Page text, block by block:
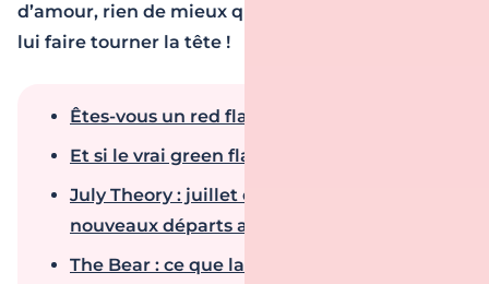
d’amour, rien de mieux que le bon vieux SMS pour
lui faire tourner la tête !
Êtes-vous un red flag en date ?
Et si le vrai green flag, c’était la chalance ?
July Theory : juillet est-il le mois des
nouveaux départs amoureux ?
The Bear : ce que la série nous apprend